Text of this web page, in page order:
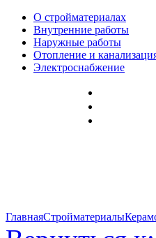
О стройматериалах
Внутренние работы
Наружные работы
Отопление и
Электроснабжение
ГлавнаяСтройматериалы